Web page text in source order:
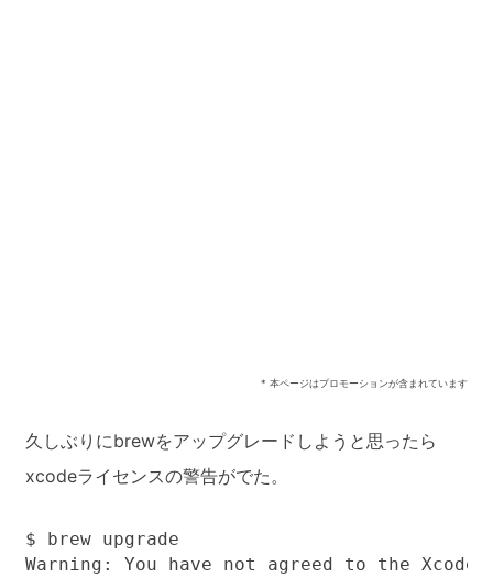
* 本ページはプロモーションが含まれています
久しぶりにbrewをアップグレードしようと思ったら
xcodeライセンスの警告がでた。
$ brew upgrade
Warning: You have not agreed to the